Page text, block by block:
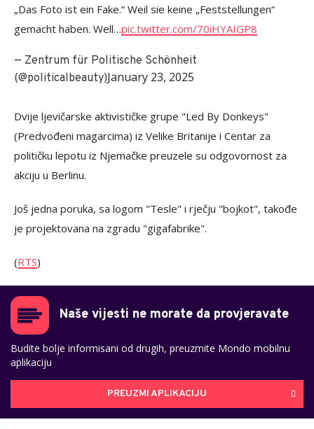
„Das Foto ist ein Fake.“ Weil sie keine „Feststellungen“
gemacht haben. Well…pic.twitter.com/70iHYAIGP8
— Zentrum für Politische Schönheit
(@politicalbeauty)January 23, 2025
Dvije ljevičarske aktivističke grupe "Led By Donkeys"
(Predvođeni magarcima) iz Velike Britanije i Centar za
političku lepotu iz Njemačke preuzele su odgovornost za
akciju u Berlinu.
Još jedna poruka, sa logom "Tesle" i rječju "bojkot", takođe
je projektovana na zgradu "gigafabrike".
(RTS)
Naše vijesti ne morate da provjeravate
Budite bolje informisani od drugih, preuzmite Mondo mobilnu
aplikaciju
PREUZMI APLIKACIJU